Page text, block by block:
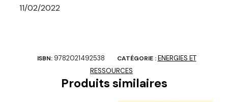
11/02/2022
ISBN: 9782021492538 CATÉGORIE :ENERGIES ET
RESSOURCES
Produits similaires